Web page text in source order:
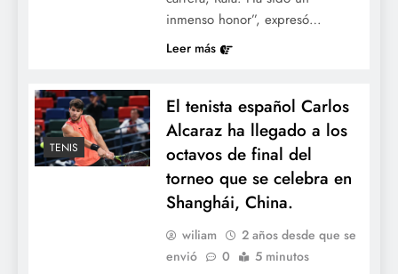
inmenso honor”, expresó…
Leer más
TENIS
El tenista español Carlos
Alcaraz ha llegado a los
octavos de final del
torneo que se celebra en
Shanghái, China.
wiliam
2 años desde que se
envió
0 5 minutos